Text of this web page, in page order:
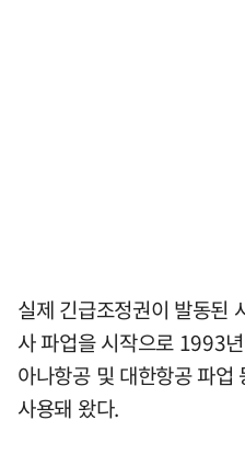
실제 긴급조정권이 발동된
사 파업을 시작으로 1993
아나항공 및 대한항공 파
사용돼 왔다.